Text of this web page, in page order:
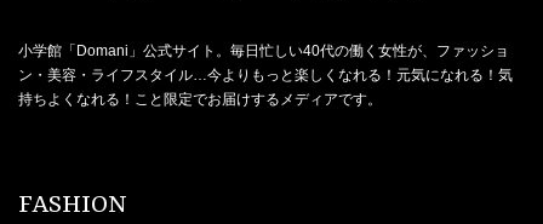
小学館「Domani」公式サイト。毎日忙しい40代の働く女性が、ファッショ
ン・美容・ライフスタイル…今よりもっと楽しくなれる！元気になれる！気
持ちよくなれる！こと限定でお届けするメディアです。
FASHION